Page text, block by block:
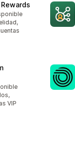
VIP